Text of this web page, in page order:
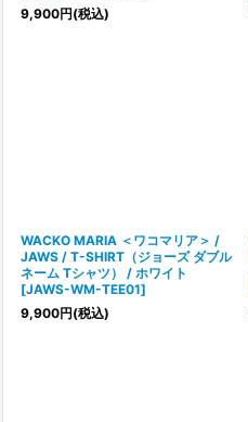
9,900円(税込)
WACKO MARIA ＜ワコマリア＞ /
JAWS / T-SHIRT（ジョーズ ダブル
ネーム Tシャツ） / ホワイト
[JAWS-WM-TEE01]
9,900円(税込)